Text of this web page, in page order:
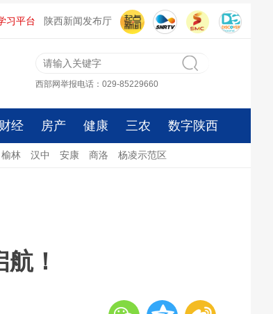
习平台 陕西新闻发布厅
西部网举报电话：029-85229660
财经 房产 健康 三农 数字陕西
榆林 汉中 安康 商洛 杨凌示范区
！